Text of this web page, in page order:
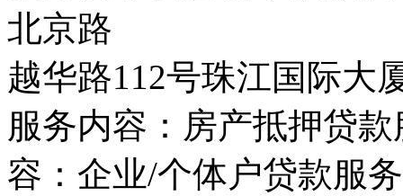
北京路
越华路112号珠江国际大
服务内容：房产抵押贷
容：企业/个体户贷款服